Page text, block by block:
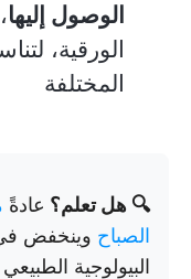
الوصول إليها
الورقية،
المختلفة
🔍 هل تعلم؟ عادةً
الصباح وينخفض في
البيولوجية